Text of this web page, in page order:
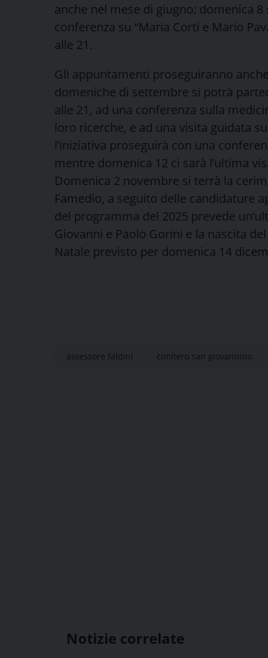
anche nel mese di giugno: domenica
conferenza su “Maria Corti e Mario
alle 21.
Gli appuntamenti proseguiranno
domeniche di settembre si potrà
alle 21, ad una conferenza sulla
loro ricerche, e ad una visita guidata
l’iniziativa proseguirà con una
mentre domenica 12 ci sarà l’ultima
Domenica 2 novembre si terrà la
Famedio, a seguito delle candidature
del programma del 2025 prevede
Giovanni e Paolo Gorini e la nascita
Natale previsto per domenica 14
assessore faldini cimitero san giovannino
Notizie correlate